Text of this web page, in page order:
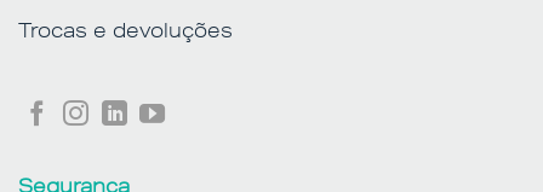
Trocas e devoluções
Segurança